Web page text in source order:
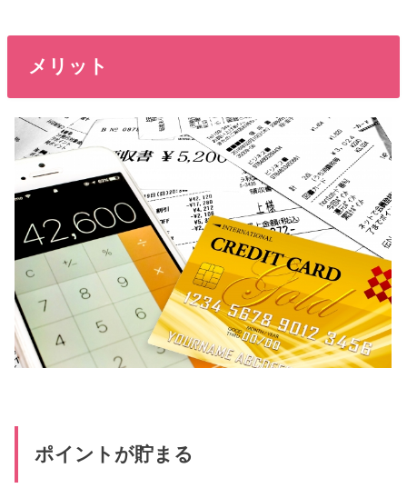
メリット
ポイントが貯まる